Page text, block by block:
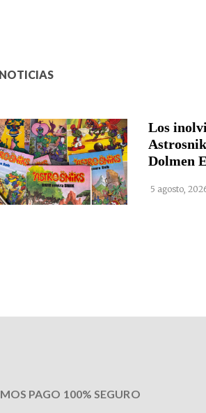
Los
Dolmen
5 agosto,
PAGO 100% SEGURO